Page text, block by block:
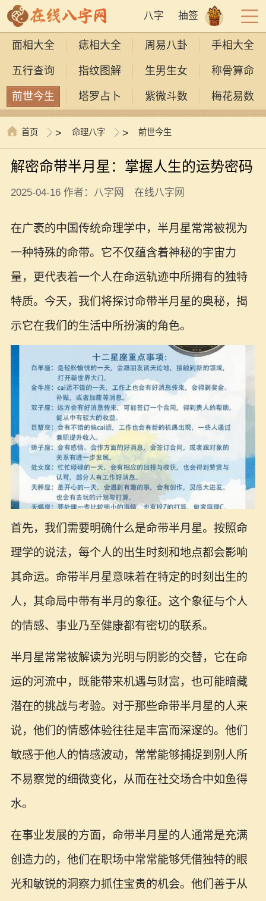
八字 抽签
面相大全 痣相大全 周易八卦 手相大全
五行查询 指纹图解 生男生女 称骨算命
前世今生 塔罗占卜 紫微斗数 梅花易数
首页 > 命理八字 > 前世今生
解密命带半月星：掌握人生的运势密码
2025-04-16 作者：八字网 在线八字网
在广袤的中国传统命理学中，半月星常常被视为
一种特殊的命带。它不仅蕴含着神秘的宇宙力
量，更代表着一个人在命运轨迹中所拥有的独特
特质。今天，我们将探讨命带半月星的奥秘，揭
示它在我们的生活中所扮演的角色。
首先，我们需要明确什么是命带半月星。按照命
理学的说法，每个人的出生时刻和地点都会影响
其命运。命带半月星意味着在特定的时刻出生的
人，其命局中带有半月的象征。这个象征与个人
的情感、事业乃至健康都有密切的联系。
半月星常常被解读为光明与阴影的交替，它在命
运的河流中，既能带来机遇与财富，也可能暗藏
潜在的挑战与考验。对于那些命带半月星的人来
说，他们的情感体验往往是丰富而深邃的。他们
敏感于他人的情感波动，常常能够捕捉到别人所
不易察觉的细微变化，从而在社交场合中如鱼得
水。
在事业发展的方面，命带半月星的人通常是充满
创造力的，他们在职场中常常能够凭借独特的眼
光和敏锐的洞察力抓住宝贵的机会。他们善于从